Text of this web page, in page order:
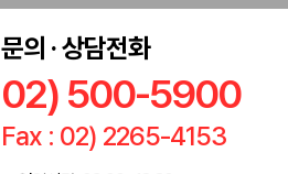
문의 · 상담전화
02) 500-5900
Fax : 02) 2265-4153